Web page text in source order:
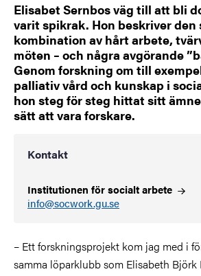
Elisabet Sernbos väg till att bli
varit spikrak. Hon beskriver den
kombination av hårt arbete,
möten – och några avgörande
Genom forskning om till
palliativ vård och kunskap i
hon steg för steg hittat sitt
sätt att vara forskare.
Kontakt
Institutionen för socialtarbete
info@socwork.gu.se
– Ett forskningsprojekt kom jag med i
samma löparklubb som Elisabeth Björk